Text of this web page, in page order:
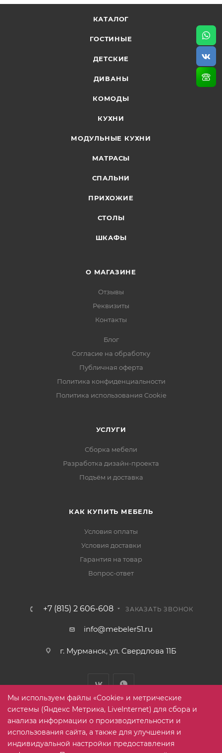
изменяется в зависимости от вашего варианта
Столешницы. Если Вы хотите установить врезную
мойку, то Столешницу для этого модуля
КАТАЛОГ
ГОСТИНЫЕ
ДЕТСКИЕ
ДИВАНЫ
КОМОДЫ
КУХНИ
МОДУЛЬНЫЕ КУХНИ
МАТРАСЫ
СПАЛЬНИ
ПРИХОЖИЕ
СТОЛЫ
ШКАФЫ
О МАГАЗИНЕ
Отзывы
Реквизиты
Контакты
Блог
Согласие на обработку
Публичная оферта
Политика конфиденциальности
Политика использования Cookie
УСЛУГИ
Сборка мебели
Разработка дизайн-проекта
Подъём и доставка
КАК КУПИТЬ МЕБЕЛЬ
Условия оплаты
Условия доставки
Гарантия на товар
Вопрос-ответ
+7 (815) 2 606-608 ЗАКАЗАТЬ ЗВОНОК
info@mebeler51.ru
г. Мурманск, ул. Свердлова 11Б
2005-2026 © mebelier51.ru - модный интернет-магазин не
Мы используем файлы «Cookie» и метрические
системы (Яндекс Метрика, LiveInternet) для сбора и
анализа информации о производительности и
использования сайта, а также для улучшения и
индивидуальной настройки предоставления